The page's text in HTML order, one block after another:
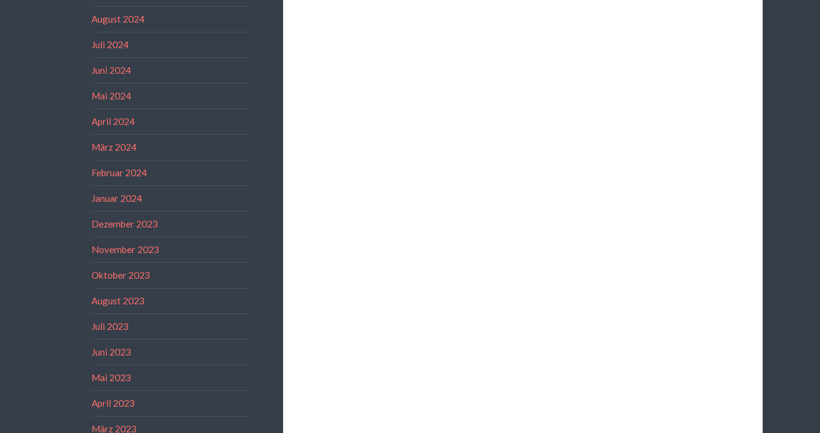
August 2024
Juli 2024
Juni 2024
Mai 2024
April 2024
März 2024
Februar 2024
Januar 2024
Dezember 2023
November 2023
Oktober 2023
August 2023
Juli 2023
Juni 2023
Mai 2023
April 2023
März 2023